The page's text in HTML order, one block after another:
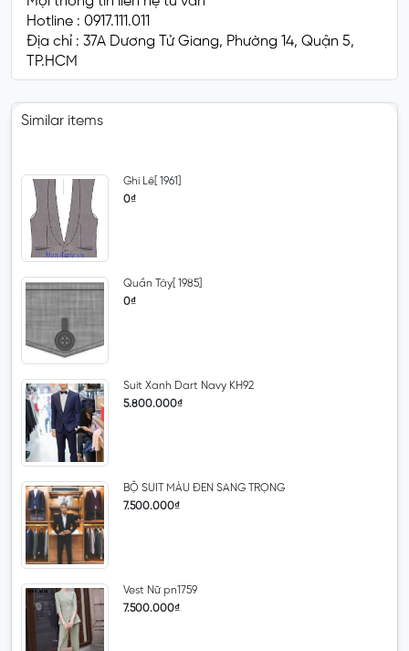
Hotline : 0917.111.011
Địa chỉ : 37A Dương Tử Giang, Phường 14, Quận 5,
TP.HCM
Similar items
Ghi Lê[ 1961]
0₫
Quần Tây[ 1985]
0₫
Suit Xanh Dart Navy KH92
5.800.000₫
BỘ SUIT MÀU ĐEN SANG TRỌNG
7.500.000₫
Vest Nữ pn1759
7.500.000₫